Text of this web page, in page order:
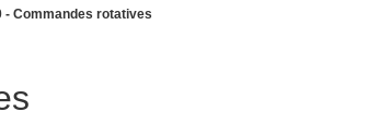
- Commandes rotatives